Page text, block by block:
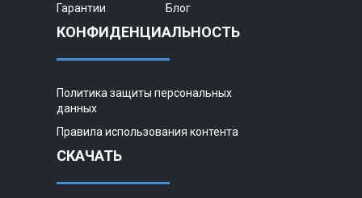
Гарантии
Блог
КОНФИДЕНЦИАЛЬНОСТЬ
Политика защиты персональных
данных
Правила использования контента
СКАЧАТЬ